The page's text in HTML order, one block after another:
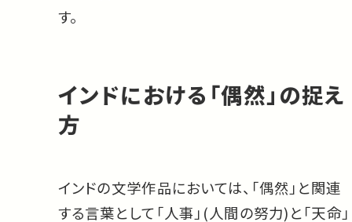
す。
インドにおける「偶然」の捉え
方
インドの文学作品においては、「偶然」と関連
する言葉として「人事」(人間の努力)と「天命」